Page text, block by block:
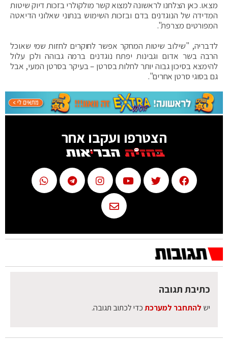
מצאו. כאן הצלחנו לראשונה למצוא קשר מולקולרי בזכות דיוק שיטות
המדידה של הנוגדנים בדם ובזכות השימוש בנתוני שאלוני הדיאטה
המפורטים מצרפת".
לדבריה, "שילוב שיטות המחקר אפשר לחוקרים לחזות שמי שאוכל
הרבה בשר אדום וגבינות יפתח נוגדנים ברמה גבוהה ולכן עלול
להימצא בסיכון גבוה יותר לחלות בסרטן – בעיקר בסרטן המעי, אבל
גם בסוגי סרטן אחרים".
הצטרפו ועקבו אחר
כתיבת תגובה
יש להתחבר למערכתכדי לכתוב תגובה.